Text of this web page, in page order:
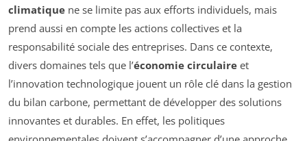
climatique ne se limite pas aux efforts individuels, mais
prend aussi en compte les actions collectives et la
responsabilité sociale des entreprises. Dans ce contexte,
divers domaines tels que l’économie circulaire et
l’innovation technologique jouent un rôle clé dans la gestion
du bilan carbone, permettant de développer des solutions
innovantes et durables. En effet, les politiques